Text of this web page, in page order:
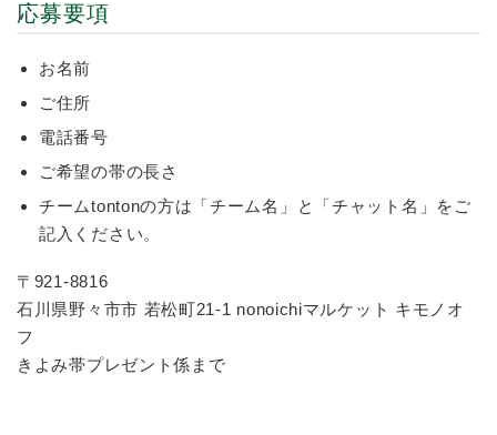
応募要項
お名前
ご住所
電話番号
ご希望の帯の長さ
チームtontonの方は「チーム名」と「チャット名」をご
記入ください。
〒921-8816
石川県野々市市 若松町21-1 nonoichiマルケット キモノオ
フ
きよみ帯プレゼント係まで